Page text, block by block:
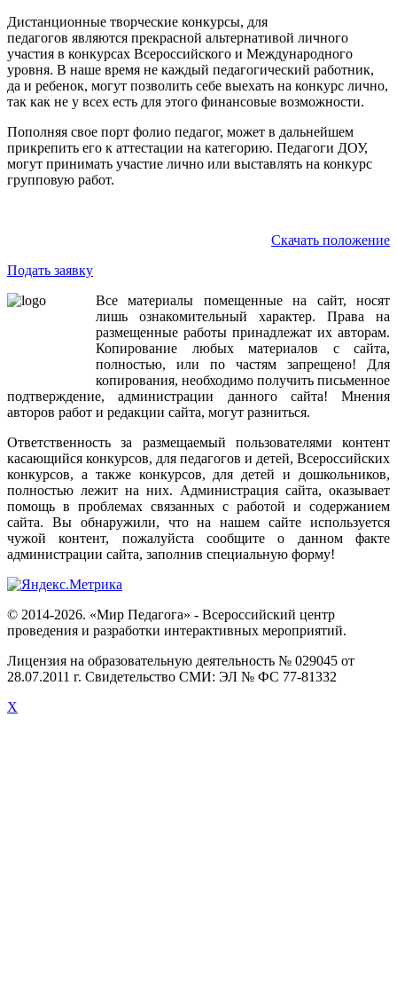
Дистанционные творческие конкурсы, для
педагогов являются прекрасной альтернативой личного
участия в конкурсах Всероссийского и Международного
уровня. В наше время не каждый педагогический работник,
да и ребенок, могут позволить себе выехать на конкурс лично,
так как не у всех есть для этого финансовые возможности.
Пополняя свое порт фолио педагог, может в дальнейшем
прикрепить его к аттестации на категорию. Педагоги ДОУ,
могут принимать участие лично или выставлять на конкурс
групповую работ.
Скачать положение
Подать заявку
Все
материалы помещенные на сайт,носят
лишь
ознакомительный характер. Права
на
размещенные работы принадлежат их авторам.
Копирование
любых материалов с сайта,
полностью, или по частям запрещено! Для
копирования, необходимо получить письменное
подтверждение,администрации данного сайта! Мнения
авторов работ и редакции сайта, могут разниться.
Ответственность
за размещаемый пользователями
контент
касающийся конкурсов, для педагогов и детей, Всероссийских
конкурсов, а также конкурсов, для детей и дошкольников,
полностью лежит на них. Администрация сайта, оказывает
помощь в проблемах связанных с работой и содержанием
сайта. Вы обнаружили, что на нашем сайте используется
чужой
контент, пожалуйста сообщите о данном
факте
администрации сайта, заполнив специальную форму!
© 2014-2026. «Мир Педагога» - Всероссийский центр
проведения и разработки интерактивных мероприятий.
Лицензия на образовательную деятельность № 029045 от
28.07.2011 г. Свидетельство СМИ: ЭЛ № ФС 77-81332
X